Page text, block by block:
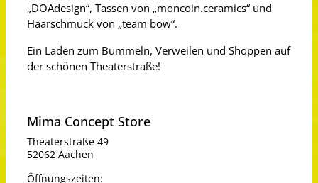
„DOAdesign“, Tassen von „moncoin.ceramics“ und
Haarschmuck von „team bow“.
Ein Laden zum Bummeln, Verweilen und Shoppen auf
der schönen Theaterstraße!
Mima Concept Store
Theaterstraße 49
52062 Aachen
Öffnungszeiten: